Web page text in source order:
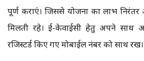
पूर्ण कराएं। जिससे योजना का लाभ
मिलती रहे। ई-केवाईसी हेतु अपने साथ
रजिस्टर्ड किए गए मोबाईल नंबर को साथ रखें।